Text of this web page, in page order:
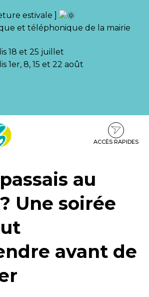
estivale ]
et téléphonique de la mairie
18 et 25 juillet
1er, 8, 15 et 22 août
ACCÈS RAPIDES
au
Une soirée
avant de